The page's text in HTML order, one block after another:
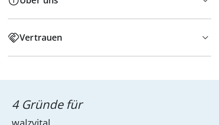
Vertrauen
4 Gründe für